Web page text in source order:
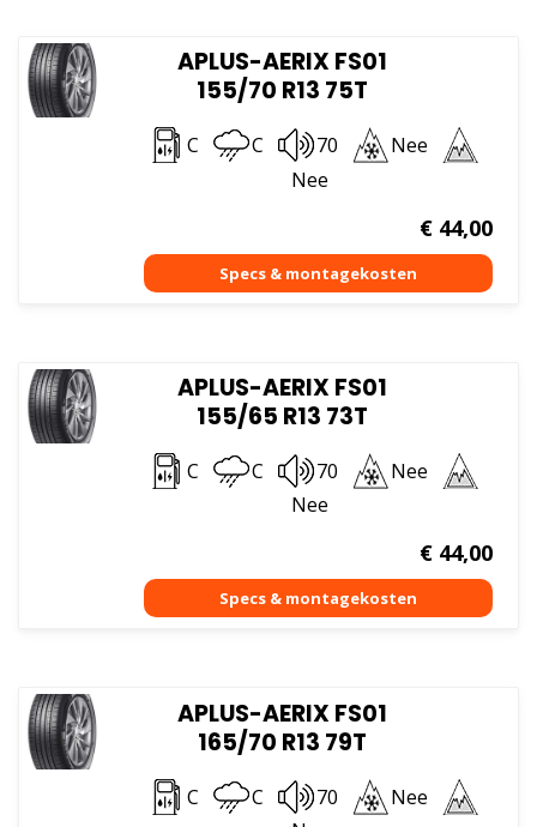
APLUS-AERIX FS01
155/70 R13 75T
C C 70
Nee
Nee
€44,00
APLUS-AERIX FS01
155/65 R13 73T
C C 70
Nee
Nee
€44,00
APLUS-AERIX FS01
165/70 R13 79T
C C 70
Nee